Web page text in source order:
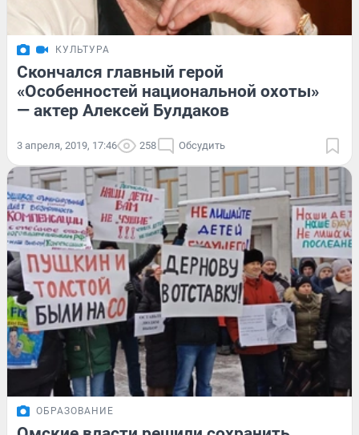
КУЛЬТУРА
Скончался главный герой
«Особенностей национальной охоты»
— актер Алексей Булдаков
3 апреля, 2019, 17:46 258 Обсудить
ОБРАЗОВАНИЕ